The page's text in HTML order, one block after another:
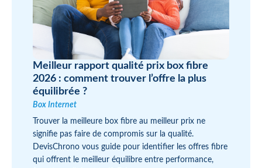
Meilleur rapport qualité prix box fibre
2026 : comment trouver l’offre la plus
équilibrée ?
Box Internet
Trouver la meilleure box fibre au meilleur prix ne
signifie pas faire de compromis sur la qualité.
DevisChrono vous guide pour identifier les offres fibre
qui offrent le meilleur équilibre entre performance,